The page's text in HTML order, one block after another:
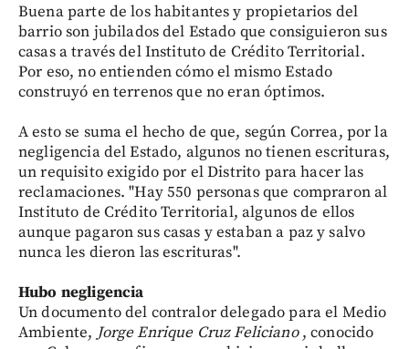
Buena parte de los habitantes y propietarios del
barrio son jubilados del Estado que consiguieron sus
casas a través del Instituto de Crédito Territorial.
Por eso, no entienden cómo el mismo Estado
construyó en terrenos que no eran óptimos.
A esto se suma el hecho de que, según Correa, por la
negligencia del Estado, algunos no tienen escrituras,
un requisito exigido por el Distrito para hacer las
reclamaciones. "Hay 550 personas que compraron al
Instituto de Crédito Territorial, algunos de ellos
aunque pagaron sus casas y estaban a paz y salvo
nunca les dieron las escrituras".
Hubo negligencia
Un documento del contralor delegado para el Medio
Ambiente, Jorge Enrique Cruz Feliciano, conocido